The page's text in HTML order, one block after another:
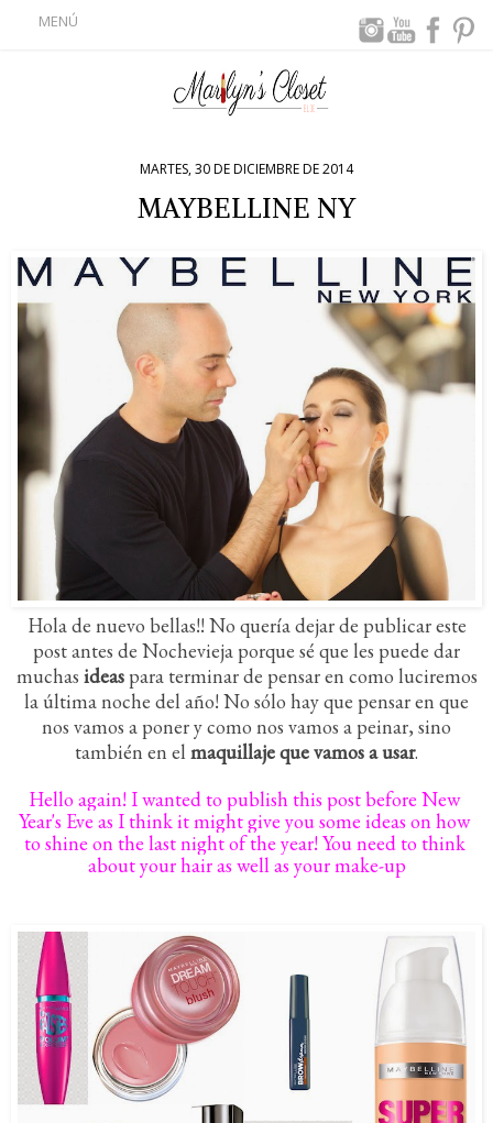
MENÚ
MARTES, 30 DE DICIEMBRE DE 2014
MAYBELLINE NY
Hola de nuevo bellas!! No quería dejar de publicar este
post antes de Nochevieja porque sé que les puede dar
muchas ideaspara terminar de pensar en como luciremos
la última noche del año! No sólo hay que pensar en que
nos vamos a poner y como nos vamos a peinar, sino
también en el maquillaje que vamos a usar.
Hello again! I wanted to publish this post before New
Year's Eve as I think it might give you some ideas on how
to shine on the last night of the year! You need to think
about your hair as well as your make-up